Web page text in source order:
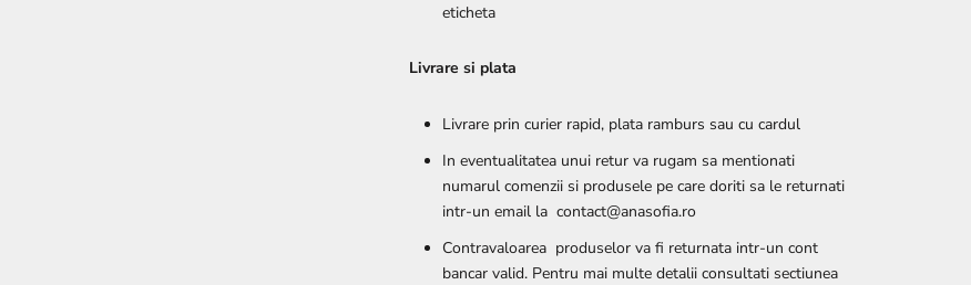
eticheta
Livrare si plata
Livrare prin curier rapid, plata ramburs sau cu cardul
In eventualitatea unui retur va rugam sa mentionati
numarul comenzii si produsele pe care doriti sa le returnati
intr-un email la contact@anasofia.ro
Contravaloarea produselor va fi returnata intr-un cont
bancar valid. Pentru mai multe detalii consultati sectiunea